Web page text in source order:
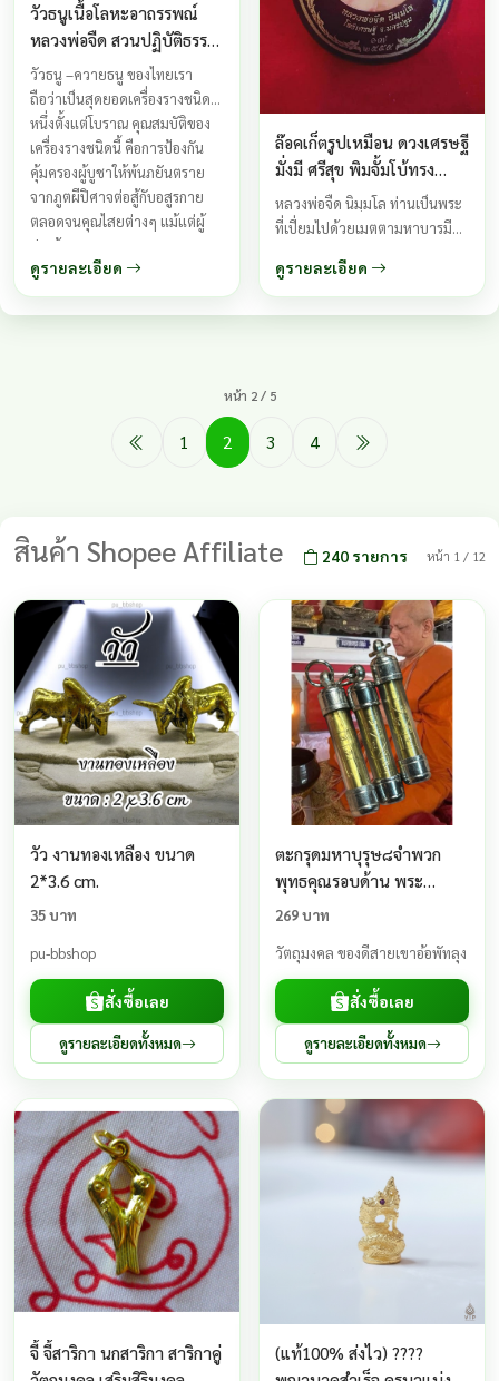
วัวธนูเนื้อโลหะอาถรรพณ์
หลวงพ่อจืด สวนปฏิบัติธรรม
โพธิ์เศรษฐี ปี 2555
วัวธนู –ควายธนู ของไทยเรา
ถือว่าเป็นสุดยอดเครื่องรางชนิด
หนึ่งตั้งแต่โบราณ คุณสมบัติของ
เครื่องรางชนิดนี้ คือการป้องกัน
คุ้มครองผู้บูชาให้พ้นภยันตราย
จากภูตผีปิศาจต่อสู้กับอสูรกาย
ตลอดจนคุณไสยต่างๆ แม้แต่ผู้
ปองร้าย ...
ดูรายละเอียด
ล๊อคเก็ตรูปเหมือน ดวงเศรษฐี
มั่งมี ศรีสุข พิมจั้มโบ้ทรง
ตาลปัตร หลวงพ่อจืด ปี 2555
หลวงพ่อจืด นิมฺมโล ท่านเป็นพระ
ที่เปี่ยมไปด้วยเมตตามหาบารมี
ความจำดีเป็นเลิศ ท่านเป็นศิษย์
เอกของหลวงพ่อน้อย วัดศีรษะ
ดูรายละเอียด
หน้า 2 / 5
1 2 3 4
สินค้า Shopee Affiliate 240 รายการ หน้า 1 / 12
วัว งานทองเหลือง ขนาด
2*3.6 cm.
35 บาท
pu-bbshop
สั่งซื้อเลย
ดูรายละเอียดทั้งหมด
ตะกรุดมหาบุรุษ๘จำพวก
พุทธคุณรอบด้าน พระ
อาจารย์ประสูติวัดในเตา
269 บาท
วัตถุมงคล ของดีสายเขาอ้อพัทลุง
สั่งซื้อเลย
ดูรายละเอียดทั้งหมด
จี้ จี้สาริกา นกสาริกา สาริกาคู่
(แท้100% ส่งไว) ????